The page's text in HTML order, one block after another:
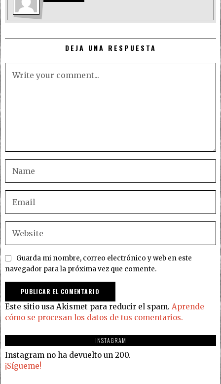
DEJA UNA RESPUESTA
Guarda mi nombre, correo electrónico y web en este
navegador para la próxima vez que comente.
Este sitio usa Akismet para reducir el spam. Aprende
cómo se procesan los datos de tus comentarios.
INSTAGRAM
Instagram no ha devuelto un 200.
¡Sígueme!